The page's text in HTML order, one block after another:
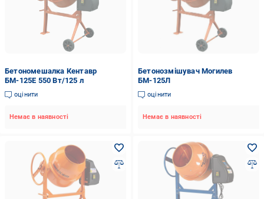
Бетономешалка Кентавр
БМ-125Е 550 Вт/125 л
оцінити
Немає в наявності
Бетонозмішувач Могилев
БМ-125Л
оцінити
Немає в наявності